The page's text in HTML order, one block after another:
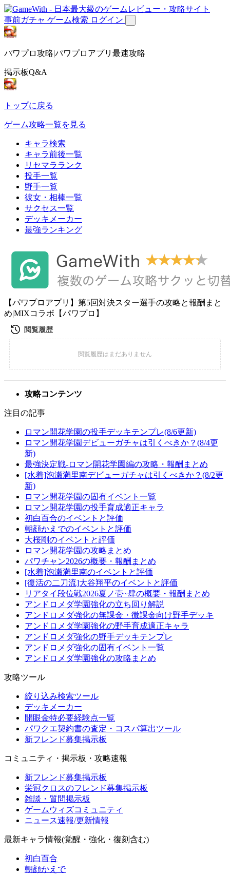
事前ガチャ ゲーム検索 ログイン
パワプロ攻略|パワプロアプリ最速攻略
掲示板Q&A
トップに戻る
ゲーム攻略一覧を見る
キャラ検索
キャラ前後一覧
リセマラランク
投手一覧
野手一覧
彼女・相棒一覧
サクセス一覧
デッキメーカー
最強ランキング
【パワプロアプリ】第5回対決スター選手の攻略と報酬まと
め|MIXコラボ【パワプロ】
攻略コンテンツ
注目の記事
ロマン開花学園の投手デッキテンプレ(8/6更新)
ロマン開花学園デビューガチャは引くべきか？(8/4更
新)
最強決定戦-ロマン開花学園編の攻略・報酬まとめ
[水着]泡瀬満里南デビューガチャは引くべきか？(8/2更
新)
ロマン開花学園の固有イベント一覧
ロマン開花学園の投手育成適正キャラ
初白百合のイベントと評価
朝顔かえでのイベントと評価
大桜剛のイベントと評価
ロマン開花学園の攻略まとめ
パワチャン2026の概要・報酬まとめ
[水着]泡瀬満里南のイベントと評価
[復活の二刀流]大谷翔平のイベントと評価
リアタイ段位戦2026夏ノ壱~肆の概要・報酬まとめ
アンドロメダ学園強化の立ち回り解説
アンドロメダ強化の無課金・微課金向け野手デッキ
アンドロメダ学園強化の野手育成適正キャラ
アンドロメダ強化の野手デッキテンプレ
アンドロメダ強化の固有イベント一覧
アンドロメダ学園強化の攻略まとめ
攻略ツール
絞り込み検索ツール
デッキメーカー
開眼金特必要経験点一覧
パワクエ契約書の査定・コスパ算出ツール
新フレンド募集掲示板
コミュニティ・掲示板・攻略速報
新フレンド募集掲示板
栄冠クロスのフレンド募集掲示板
雑談・質問掲示板
ゲームウィズコミュニティ
ニュース速報/更新情報
最新キャラ情報(覚醒・強化・復刻含む)
初白百合
朝顔かえで